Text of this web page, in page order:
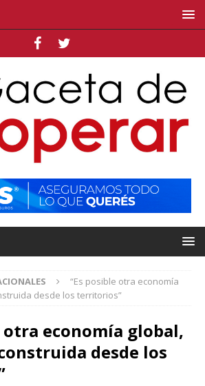
“Es posible otra economía
desde los territorios”
otra economía global,
desde los